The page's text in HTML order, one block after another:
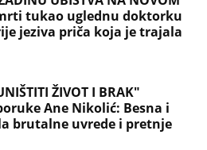
tukao uglednu doktorku
jeziva priča koja je trajala
ŽIVOT I BRAK"
Ane Nikolić: Besna i
brutalne uvrede i pretnje